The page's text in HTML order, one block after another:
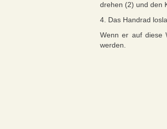
drehen (2) und den
4. Das Handrad
Wenn er auf diese
werden.